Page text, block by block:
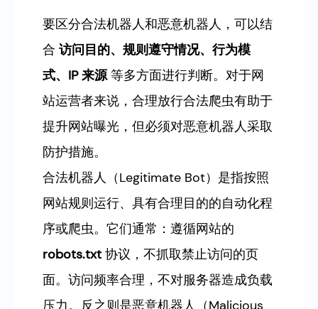
要区分合法机器人和恶意机器人，可以结
合 访问目的、规则遵守情况、行为模
式、IP 来源等多方面进行判断。对于网
站运营者来说，合理放行合法爬虫有助于
提升网站曝光，但必须对恶意机器人采取
防护措施。
合法机器人（Legitimate Bot）是指按照
网站规则运行、具有合理目的的自动化程
序或爬虫。它们通常：遵循网站的
robots.txt 协议，不抓取禁止访问的页
面。访问频率合理，不对服务器造成负载
压力。反之则是恶意机器人（Malicious